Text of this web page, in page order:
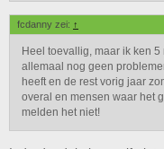
fcdanny zei: ↑
Heel toevallig, maar ik ken
allemaal nog geen
heeft en de rest vorig jaar
overal en mensen waar het
melden het niet!